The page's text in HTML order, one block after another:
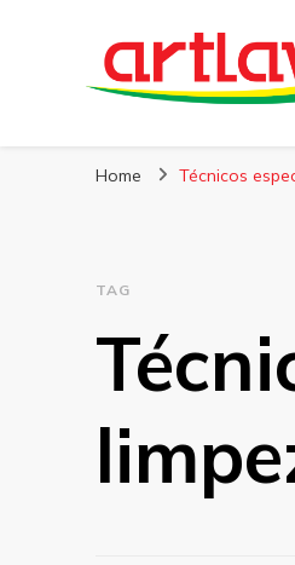
Blog
Home Técnicos
TAG